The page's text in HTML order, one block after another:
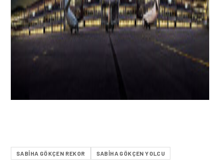
SABIHA GÖKÇEN REKOR SABIHA GÖKÇEN YOLCU